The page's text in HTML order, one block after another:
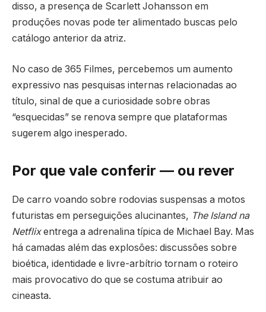
disso, a presença de Scarlett Johansson em
produções novas pode ter alimentado buscas pelo
catálogo anterior da atriz.
No caso de 365 Filmes, percebemos um aumento
expressivo nas pesquisas internas relacionadas ao
título, sinal de que a curiosidade sobre obras
“esquecidas” se renova sempre que plataformas
sugerem algo inesperado.
Por que vale conferir — ou rever
De carro voando sobre rodovias suspensas a motos
futuristas em perseguições alucinantes, The Island na
Netflixentrega a adrenalina típica de Michael Bay. Mas
há camadas além das explosões: discussões sobre
bioética, identidade e livre-arbítrio tornam o roteiro
mais provocativo do que se costuma atribuir ao
cineasta.